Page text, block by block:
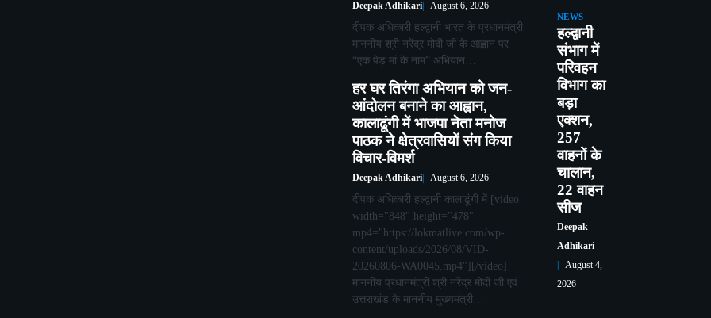
Deepak Adhikari August 6, 2026
दीपक अधिकारी हल्द्वानी भारत के प्रधानमंत्री
माननीय श्री नरेंद्र मोदी जी के आह्वान पर
“एक पेड़ मां के नाम” अभियान…
हर घर तिरंगा अभियान को जन-
आंदोलन बनाने का आह्वान,
कालाढूंगी में भाजपा नेता मनोज
पाठक ने क्षेत्रवासियों संग किया
विचार-विमर्श
Deepak Adhikari August 6, 2026
दीपक अधिकारी हल्द्वानी कालाढूंगी में [video
width="848" height="478"
mp4="https://lokmatlive.com/wp-
content/uploads/2026/08/VID-
20260806-WA0045.mp4"][/video]
माननीय प्रधानमंत्री श्री नरेंद्र मोदी जी एवं
उत्तराखंड के माननीय मुख्यमंत्री…
NEWS
हल्द्वानी
संभाग में
परिवहन
विभाग का
बड़ा
एक्शन,
257
वाहनों के
चालान,
22 वाहन
सीज
Deepak
Adhikari
August 4,
2026